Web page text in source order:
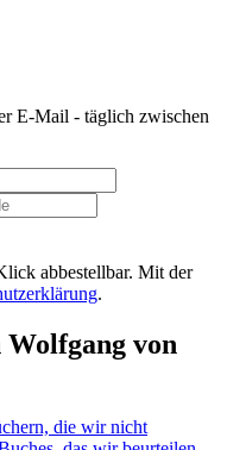
E-Mail - täglich zwischen
abbestellbar. Mit der
.
von